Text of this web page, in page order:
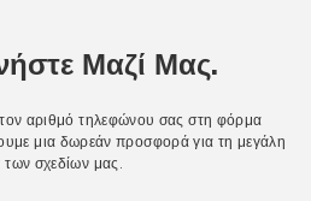
Μαζί Μας.
αριθμό τηλεφώνου σας στη φόρμα
μια δωρεάν προσφορά για τη μεγάλη
σχεδίων μας.